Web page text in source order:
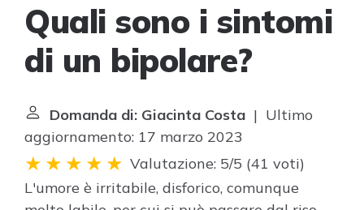
Quali sono i sintomi
di un bipolare?
Domanda di: Giacinta Costa | Ultimo
aggiornamento: 17 marzo 2023
Valutazione: 5/5 (41 voti)
L'umore è irritabile, disforico, comunque